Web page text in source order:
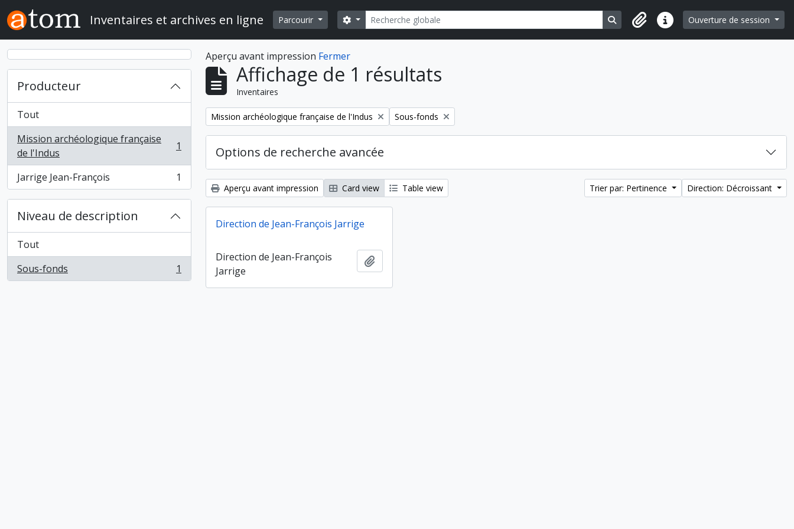
Skip to main content
Inventaires et archives en ligne Parcourir Rechercher
Search options Search in browse page
Liens rapidesOuverture de session
Producteur
Tout
Mission archéologique française
de l'Indus
, 1 résultats 1
Jarrige Jean-François
, 1 résultats 1
Niveau de description
Tout
Sous-fonds
, 1 résultats 1
Aperçu avant impression Fermer
Affichage de 1 résultats
Inventaires
Remove filter:
Mission archéologique française de l'Indus Remove filter:
Sous-fonds
Options de recherche avancée
Aperçu avant impression Card view Table view Trier par: Pertinence Direction: Décroissant
Direction de Jean-François Jarrige
Direction de Jean-François
Jarrige